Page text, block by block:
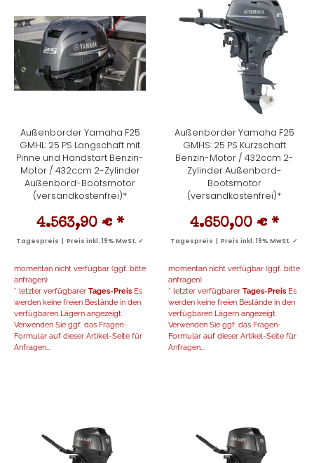
Außenborder Yamaha F25
GMHL: 25 PS Langschaft mit
Pinne und Handstart Benzin-
Motor / 432ccm 2-Zylinder
Außenbord-Bootsmotor
(versandkostenfrei)*
4.563,90 € *
Tagespreis | Preis inkl. 19% MwSt. ✓
momentan nicht verfügbar (ggf. bitte
anfragen)
* letzter verfügbarer Tages-Preis Es
werden keine freien Bestände in den
verfügbaren Lägern angezeigt.
Verwenden Sie ggf. das Fragen-
Formular auf dieser Artikel-Seite für
Anfragen...
Außenborder Yamaha F25
GMHS: 25 PS Kurzschaft
Benzin-Motor / 432ccm 2-
Zylinder Außenbord-
Bootsmotor
(versandkostenfrei)*
4.650,00 € *
Tagespreis | Preis inkl. 19% MwSt. ✓
momentan nicht verfügbar (ggf. bitte
anfragen)
* letzter verfügbarer Tages-Preis Es
werden keine freien Bestände in den
verfügbaren Lägern angezeigt.
Verwenden Sie ggf. das Fragen-
Formular auf dieser Artikel-Seite für
Anfragen...